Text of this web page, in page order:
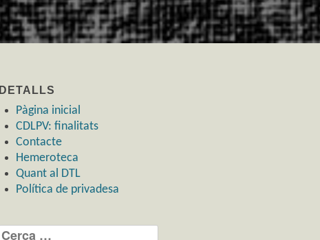
DETALLS
Pàgina inicial
CDLPV: finalitats
Contacte
Hemeroteca
Quant al DTL
Política de privadesa
Cerca: